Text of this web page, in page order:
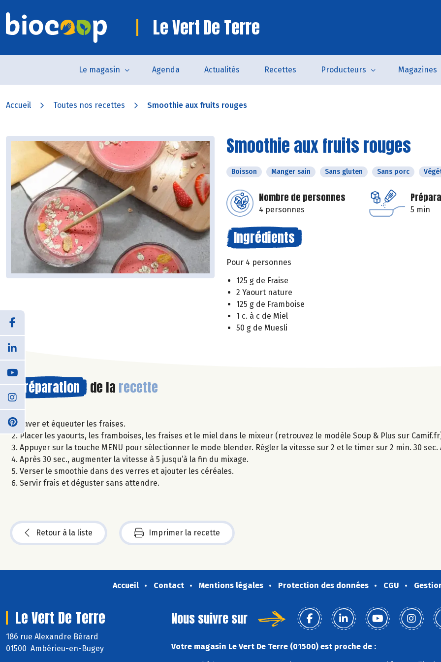
Le Vert De Terre
Le magasin Agenda Actualités Recettes Producteurs Magazines
Accueil Toutes nos recettes Smoothie aux fruits rouges
Smoothie aux fruits rouges
Boisson Manger sain Sans gluten Sans porc
Nombre de personnes
4 personnes 5 min
Ingrédients
Pour 4 personnes
125 g de Fraise
2 Yaourt nature
125 g de Framboise
1 c. à c de Miel
50 g de Muesli
Préparation de la recette
Laver et équeuter les fraises.
Placer les yaourts, les framboises, les fraises et le miel dans le mixeur (retrouvez le modèle Soup & Plus sur
Appuyer sur la touche MENU pour sélectionner le mode blender. Régler la vitesse sur 2 et le timer sur 2 min. 30 sec.
Après 30 sec., augmenter la vitesse à 5 jusqu’à la fin du mixage.
Verser le smoothie dans des verres et ajouter les céréales.
Servir frais et déguster sans attendre.
Retour à la liste Imprimer la recette
Accueil Contact Mentions légales Protection des données CGU
Le Vert De Terre
186 rue Alexandre Bérard
01500 Ambérieu-en-Bugey
Nous suivre sur
Votre magasin Le Vert De Terre (01500) est proche de :